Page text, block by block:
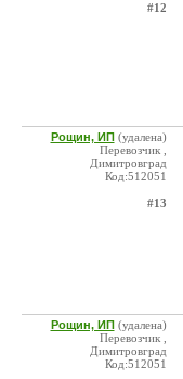
#12
Рощин, ИП (удалена)
Перевозчик ,
Димитровград
Код:512051
#13
Рощин, ИП (удалена)
Перевозчик ,
Димитровград
Код:512051